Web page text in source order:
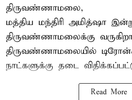
திருவண்ணாமலை,
மத்திய மந்திரி அமித்ஷா
திருவண்ணாமலைக்கு
திருவண்ணாமலையில்
நாட்களுக்கு தடை
Read More